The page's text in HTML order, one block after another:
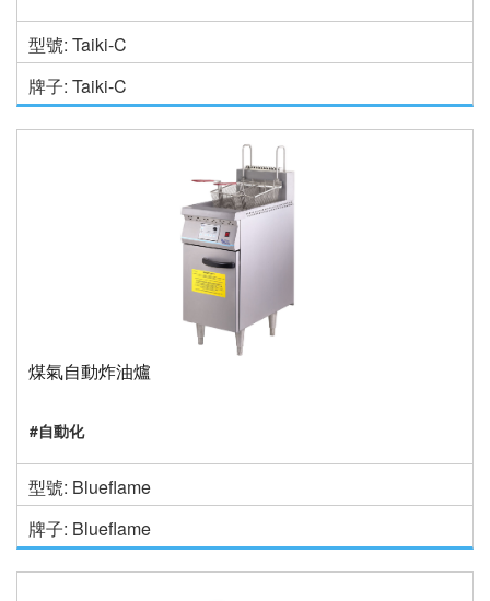
型號: Taiki-C
牌子: Taiki-C
煤氣自動炸油爐
#自動化
型號: Blueflame
牌子: Blueflame